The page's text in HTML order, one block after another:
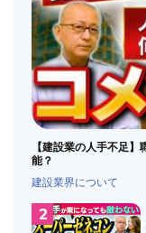
【建設業の人手不足
能？
建設業界について